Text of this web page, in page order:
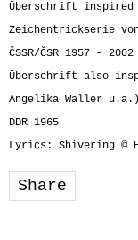
Überschrift inspired
Zeichentrickserie
ČSSR/ČSR 1957 – 2002
Überschrift also
Angelika Waller u.a.)
DDR 1965
Lyrics: Shivering ©
Share